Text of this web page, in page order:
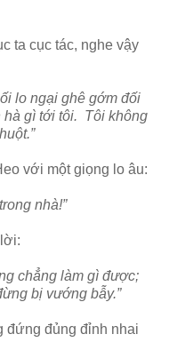
ta cục tác, nghe vậy
lo ngại ghê gớm đối
gì tới tôi. Tôi không
với một giọng lo âu:
nhà!”
chẳng làm gì được;
bị vướng bẫy.”
đứng đủng đỉnh nhai